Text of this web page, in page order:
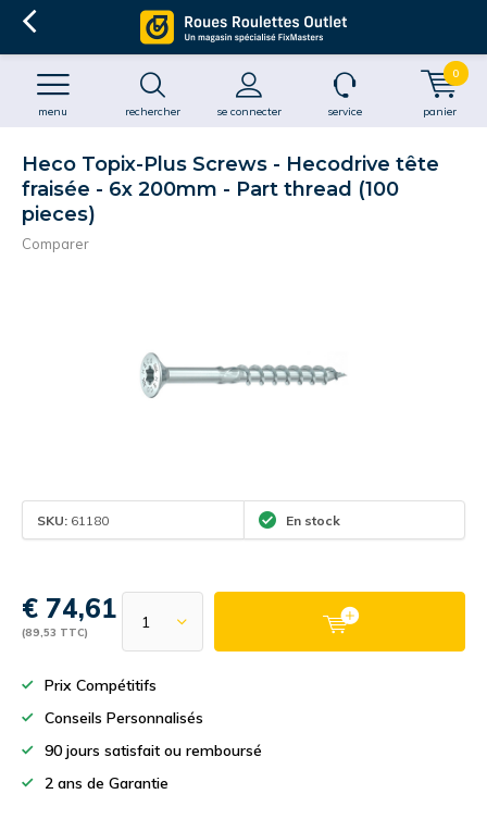
rechercher se connecter
menu service panier
0
Heco Topix-Plus Screws - Hecodrive tête
fraisée - 6x 200mm - Part thread (100
pieces)
Comparer
SKU: 61180 En stock
€ 74,61
(89,53 TTC)
Prix Compétitifs
Conseils Personnalisés
90 jours satisfait ou remboursé
2 ans de Garantie